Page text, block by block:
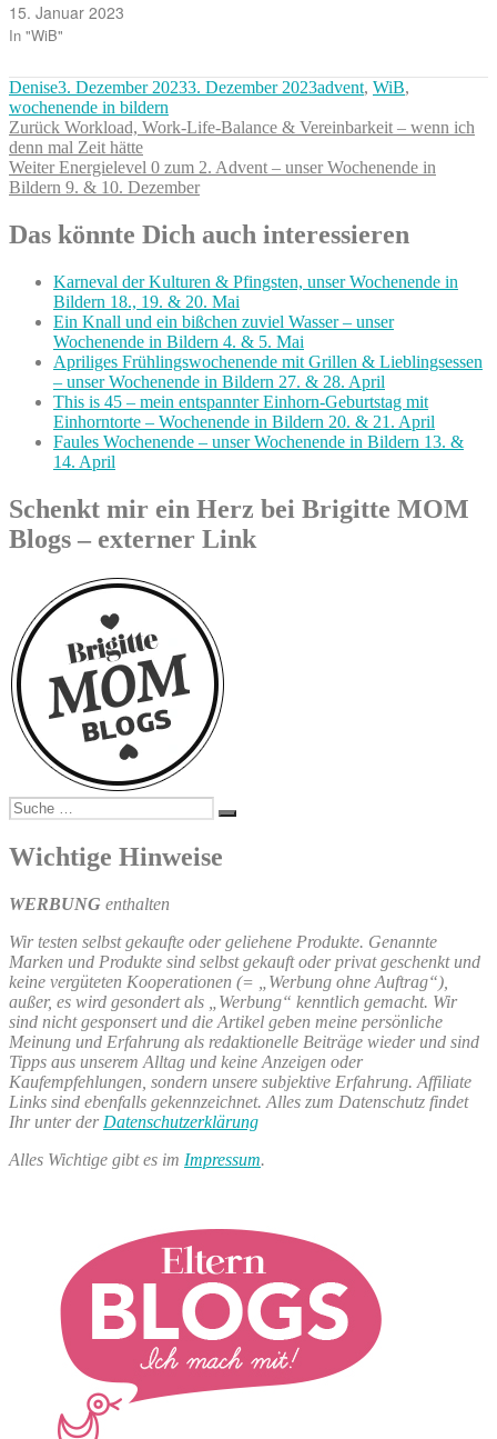
15. Januar 2023
In "WiB"
Autor
DeniseVeröffentlicht
am
3. Dezember 20233. Dezember 2023Kategorien
advent, WiB,
wochenende in bildern
Beitragsnavigation
Zurück Vorheriger
Beitrag:
Workload, Work-Life-Balance & Vereinbarkeit – wenn ich
denn mal Zeit hätte
Weiter Nächster
Beitrag:
Energielevel 0 zum 2. Advent – unser Wochenende in
Bildern 9. & 10. Dezember
Das könnte Dich auch interessieren
Karneval der Kulturen & Pfingsten, unser Wochenende in
Bildern 18., 19. & 20. Mai
Ein Knall und ein bißchen zuviel Wasser – unser
Wochenende in Bildern 4. & 5. Mai
Apriliges Frühlingswochenende mit Grillen & Lieblingsessen
– unser Wochenende in Bildern 27. & 28. April
This is 45 – mein entspannter Einhorn-Geburtstag mit
Einhorntorte – Wochenende in Bildern 20. & 21. April
Faules Wochenende – unser Wochenende in Bildern 13. &
14. April
Schenkt mir ein Herz bei Brigitte MOM
Blogs – externer Link
Suche
nach:
Suchen
Wichtige Hinweise
WERBUNG enthalten
Wir testen selbst gekaufte oder geliehene Produkte. Genannte
Marken und Produkte sind selbst gekauft oder privat geschenkt und
keine vergüteten Kooperationen (= „Werbung ohne Auftrag“),
außer, es wird gesondert als „Werbung“ kenntlich gemacht. Wir
sind nicht gesponsert und die Artikel geben meine persönliche
Meinung und Erfahrung als redaktionelle Beiträge wieder und sind
Tipps aus unserem Alltag und keine Anzeigen oder
Kaufempfehlungen, sondern unsere subjektive Erfahrung. Affiliate
Links sind ebenfalls gekennzeichnet. Alles zum Datenschutz findet
Ihr unter der Datenschutzerklärung
Alles Wichtige gibt es im Impressum.